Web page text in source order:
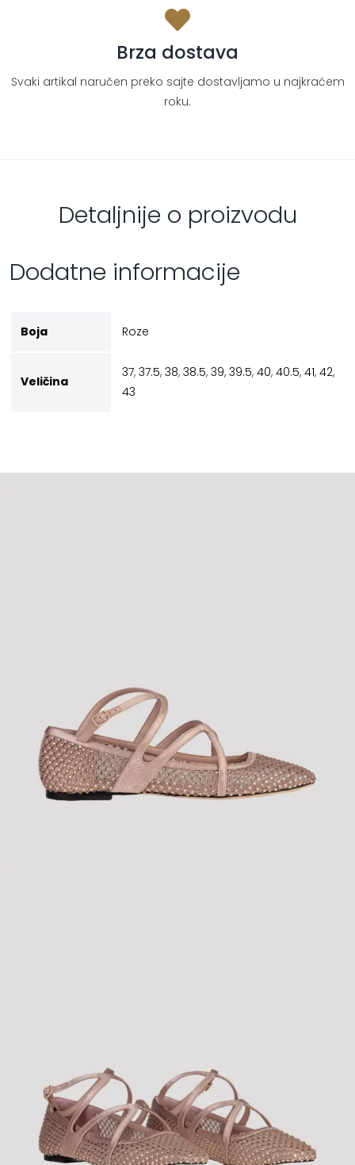
Brza dostava
Svaki artikal naručen preko sajte dostavljamo u najkraćem
roku.
Detaljnije o proizvodu
Dodatne informacije
Boja Roze
Veličina
37, 37.5, 38, 38.5, 39, 39.5, 40, 40.5, 41, 42,
43